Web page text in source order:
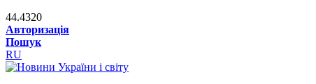
44.4320
Авторизація
Пошук
RU